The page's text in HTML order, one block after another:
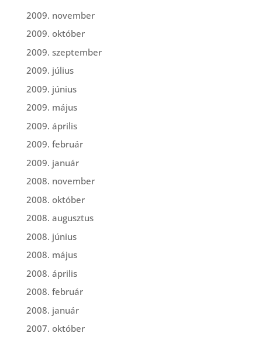
2009. november
2009. október
2009. szeptember
2009. július
2009. június
2009. május
2009. április
2009. február
2009. január
2008. november
2008. október
2008. augusztus
2008. június
2008. május
2008. április
2008. február
2008. január
2007. október